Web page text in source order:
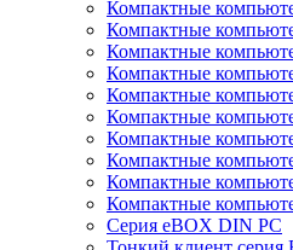
Компактные
Компактные
Компактные
Компактные
Компактные
Компактные
Компактные
Компактные
Компактные
Компактные
Серия eBOX DIN PC